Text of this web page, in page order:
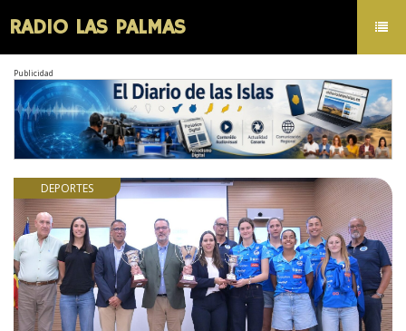
RADIO LAS PALMAS
Publicidad
DEPORTES